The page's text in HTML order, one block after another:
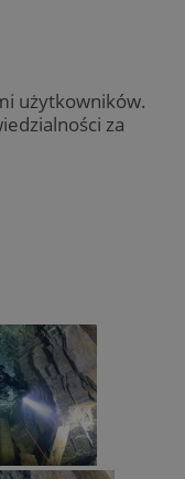
użytkowników.
za